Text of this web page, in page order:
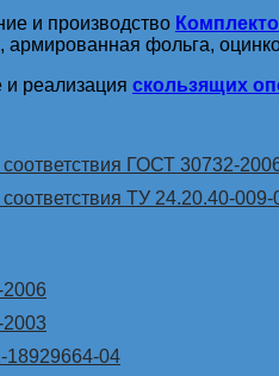
и производство
армированная фольга,
и реализация скользящих
ГОСТ 30732-
ТУ 24.20.40-
18929664-04